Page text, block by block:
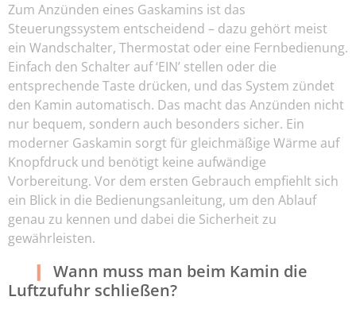
Zum Anzünden eines Gaskamins ist das
Steuerungssystem entscheidend – dazu gehört meist
ein Wandschalter, Thermostat oder eine Fernbedienung.
Einfach den Schalter auf ‘EIN’ stellen oder die
entsprechende Taste drücken, und das System zündet
den Kamin automatisch. Das macht das Anzünden nicht
nur bequem, sondern auch besonders sicher. Ein
moderner Gaskamin sorgt für gleichmäßige Wärme auf
Knopfdruck und benötigt keine aufwändige
Vorbereitung. Vor dem ersten Gebrauch empfiehlt sich
ein Blick in die Bedienungsanleitung, um den Ablauf
genau zu kennen und dabei die Sicherheit zu
gewährleisten.
Wann muss man beim Kamin die
Luftzufuhr schließen?